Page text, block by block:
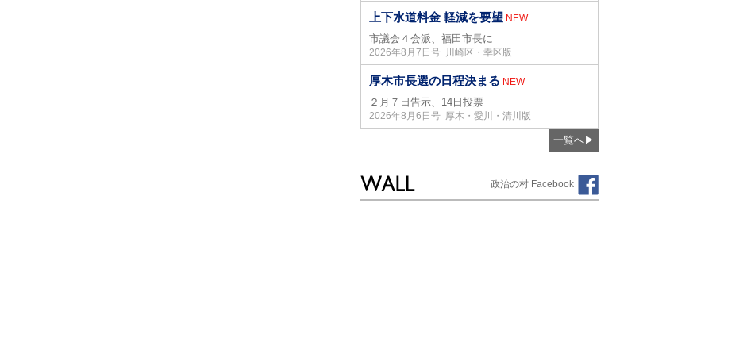
上下水道料金 軽減を要望 NEW
市議会４会派、福田市長に
2026年8月7日号 川崎区・幸区版
厚木市長選の日程決まる NEW
２月７日告示、14日投票
2026年8月6日号 厚木・愛川・清川版
一覧へ▶
政治の村 Facebook